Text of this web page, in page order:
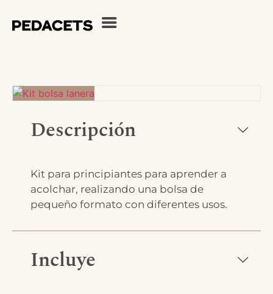
Descripción
Kit para principiantes para aprender a
acolchar, realizando una bolsa de
pequeño formato con diferentes usos.
Incluye